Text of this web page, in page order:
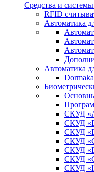
Средства и
RFID
Автоматика
Автоматика
СКУД
СКУД
СКУД
СКУД
СКУД
СКУД
СКУД